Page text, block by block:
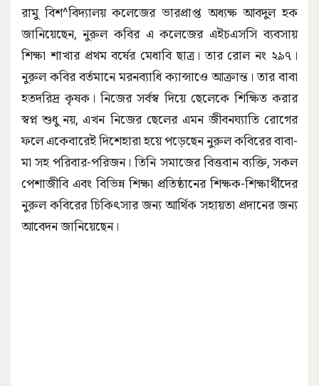
রামু বিশ^বিদ্যালয় কলেজের ভারপ্রাপ্ত অধ্যক্ষ আবদুল হক
জানিয়েছেন, নুরুল কবির এ কলেজের এইচএসসি ব্যবসায়
শিক্ষা শাখার প্রথম বর্ষের মেধাবি ছাত্র। তার রোল নং ২৯৭।
নুরুল কবির বর্তমানে মরনব্যাধি ক্যান্সাওে আক্রান্ত। তার বাবা
হতদরিদ্র কৃষক। নিজের সর্বস্ব দিয়ে ছেলেকে শিক্ষিত করার
স্বপ্ন শুধু নয়, এখন নিজের ছেলের এমন জীবনঘ্যাতি রোগের
ফলে একেবারেই দিশেহারা হয়ে পড়েছেন নুরুল কবিরের বাবা-
মা সহ পরিবার-পরিজন। তিনি সমাজের বিত্তবান ব্যক্তি, সকল
পেশাজীবি এবং বিভিন্ন শিক্ষা প্রতিষ্ঠানের শিক্ষক-শিক্ষার্থীদের
নুরুল কবিরের চিকিৎসার জন্য আর্থিক সহায়তা প্রদানের জন্য
আবেদন জানিয়েছেন।